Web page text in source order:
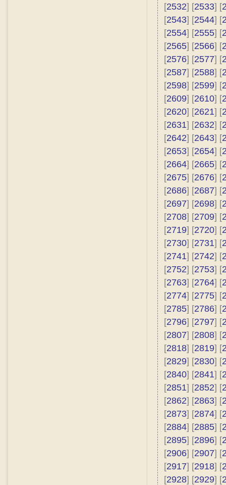
[2532] [2533] [
[2543] [2544] [
[2554] [2555] [
[2565] [2566] [
[2576] [2577] [
[2587] [2588] [
[2598] [2599] [
[2609] [2610] [
[2620] [2621] [
[2631] [2632] [
[2642] [2643] [
[2653] [2654] [
[2664] [2665] [
[2675] [2676] [
[2686] [2687] [
[2697] [2698] [
[2708] [2709] [
[2719] [2720] [
[2730] [2731] [
[2741] [2742] [
[2752] [2753] [
[2763] [2764] [
[2774] [2775] [
[2785] [2786] [
[2796] [2797] [
[2807] [2808] [
[2818] [2819] [
[2829] [2830] [
[2840] [2841] [
[2851] [2852] [
[2862] [2863] [
[2873] [2874] [
[2884] [2885] [
[2895] [2896] [
[2906] [2907] [
[2917] [2918] [
[2928] [2929] [